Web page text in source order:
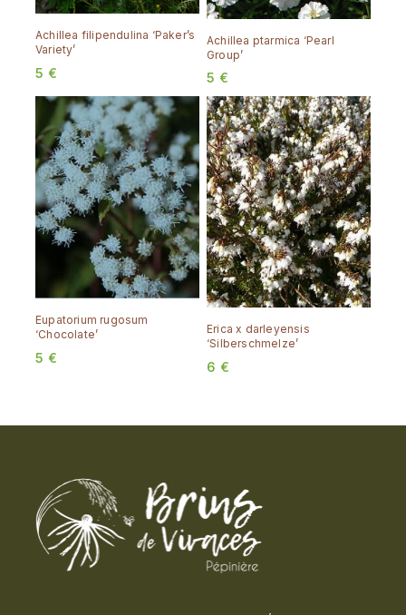
Achillea filipendulina ‘Paker’s
Variety’
5 €
Achillea ptarmica ‘Pearl
Group’
5 €
Eupatorium rugosum
‘Chocolate’
5 €
Erica x darleyensis
‘Silberschmelze’
6 €